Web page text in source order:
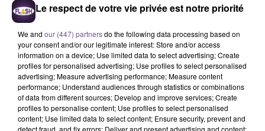
Cet élément est masqué compte-tenu du refus du
dépôt de cookies que vous avez exprimé. Si vous
souhaitez l'afficher, merci de nous donner votre accord
en cliquant sur le bouton ci-dessous.
Le respect de votre vie privée est notre priorité
We and our (447) partnersdo the following data processing based on
your consent and/or our legitimate interest: Store and/or access
information on a device; Use limited data to select advertising; Create
profiles for personalised advertising; Use profiles to select personalised
advertising; Measure advertising performance; Measure content
performance; Understand audiences through statistics or combinations
of data from different sources; Develop and improve services; Create
profiles to personalise content; Use profiles to select personalised
content; Use limited data to select content; Ensure security, prevent and
detect fraud, and fix errors; Deliver and present advertising and content;